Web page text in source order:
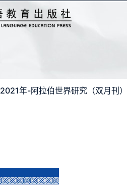
2021年-阿拉伯世界研究（双月刊）